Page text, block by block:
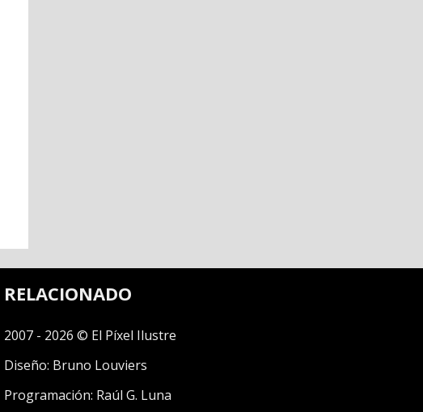
RELACIONADO
2007 - 2026 © El Píxel Ilustre
Diseño: Bruno Louviers
Programación: Raúl G. Luna